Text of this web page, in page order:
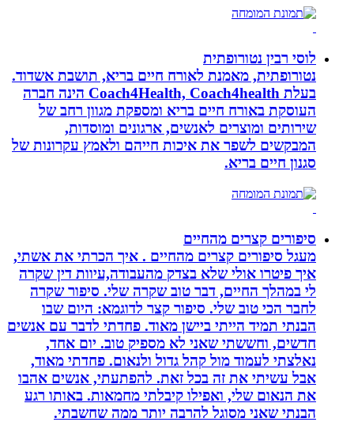
לוסי רבין נטורופתית
נטורופתית, מאמנת לאורח חיים בריא, תושבת אשדוד.
בעלת Coach4Health, Coach4health הינה חברה
העוסקת באורח חיים בריא ומספקת מגוון רחב של
שירותים ומוצרים לאנשים, ארגונים ומוסדות,
המבקשים לשפר את איכות חייהם ולאמץ עקרונות של
סגנון חיים בריא.
סיפורים קצרים מהחיים
מעגל סיפורים קצרים מהחיים . איך הכרתי את אשתי,
איך פיטרו אולי שלא בצדק מהעבודה,עיוות דין שקרה
לי במהלך החיים, דבר טוב שקרה שלי. סיפור שקרה
לחבר הכי טוב שלי. סיפור קצר לדוגמא: היום שבו
הבנתי תמיד הייתי ביישן מאוד. פחדתי לדבר עם אנשים
חדשים, וחששתי שאני לא מספיק טוב. יום אחד,
נאלצתי לעמוד מול קהל גדול ולנאום. פחדתי מאוד,
אבל עשיתי את זה בכל זאת. להפתעתי, אנשים אהבו
את הנאום שלי, ואפילו קיבלתי מחמאות. באותו רגע
הבנתי שאני מסוגל להרבה יותר ממה שחשבתי.